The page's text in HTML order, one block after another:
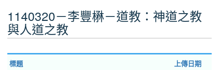
1140320－李豐楙－道教：神道之教
與人道之教
標題 上傳日期